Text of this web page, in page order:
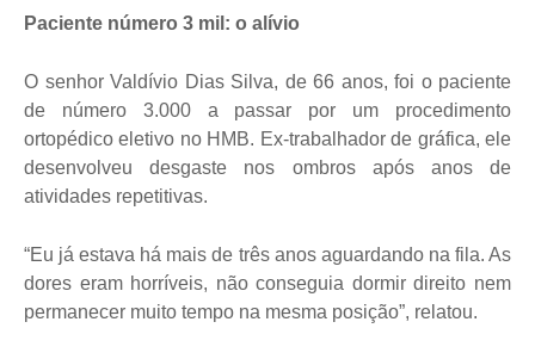
Paciente número 3 mil: o alívio
O senhor Valdívio Dias Silva, de 66 anos, foi o paciente
de número 3.000 a passar por um procedimento
ortopédico eletivo no HMB. Ex-trabalhador de gráfica, ele
desenvolveu desgaste nos ombros após anos de
atividades repetitivas.
“Eu já estava há mais de três anos aguardando na fila. As
dores eram horríveis, não conseguia dormir direito nem
permanecer muito tempo na mesma posição”, relatou.